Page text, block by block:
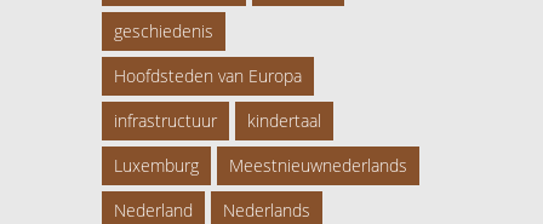
geschiedenis
Hoofdsteden van Europa
infrastructuur
kindertaal
Luxemburg
Meestnieuwnederlands
Nederland
Nederlands